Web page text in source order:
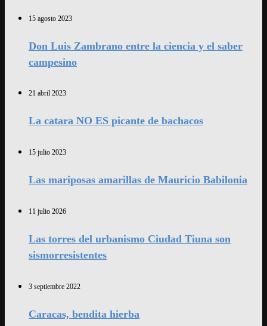
15 agosto 2023
Don Luis Zambrano entre la ciencia y el saber
campesino
21 abril 2023
La catara NO ES picante de bachacos
15 julio 2023
Las mariposas amarillas de Mauricio Babilonia
11 julio 2026
Las torres del urbanismo Ciudad Tiuna son
sismorresistentes
3 septiembre 2022
Caracas, bendita hierba